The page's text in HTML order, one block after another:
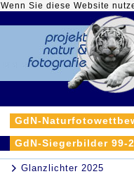
Wenn Sie diese Website
GdN-
GdN-Siegerbilder 99-
Glanzlichter 2025